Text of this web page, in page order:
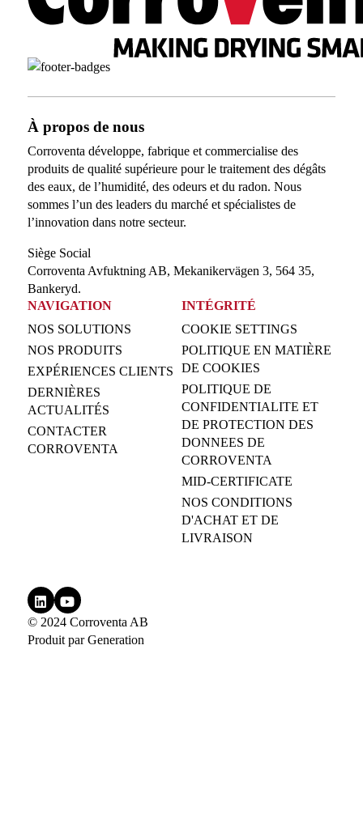
À propos de nous
Corroventa développe, fabrique et commercialise des
produits de qualité supérieure pour le traitement des dégâts
des eaux, de l’humidité, des odeurs et du radon. Nous
sommes l’un des leaders du marché et spécialistes de
l’innovation dans notre secteur.
Siège Social
Corroventa Avfuktning AB, Mekanikervägen 3, 564 35,
Bankeryd.
NAVIGATION
NOS SOLUTIONS
NOS PRODUITS
EXPÉRIENCES CLIENTS
DERNIÈRES
ACTUALITÉS
CONTACTER
CORROVENTA
INTÉGRITÉ
COOKIE SETTINGS
POLITIQUE EN MATIÈRE
DE COOKIES
POLITIQUE DE
CONFIDENTIALITE ET
DE PROTECTION DES
DONNEES DE
CORROVENTA
MID-CERTIFICATE
NOS CONDITIONS
D'ACHAT ET DE
LIVRAISON
© 2024 Corroventa AB
Produit parGeneration